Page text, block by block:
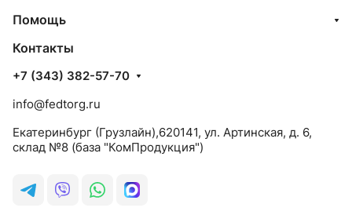
Помощь
Контакты
+7 (343) 382-57-70
info@fedtorg.ru
Екатеринбург (Грузлайн),620141, ул. Артинская, д. 6,
склад №8 (база "КомПродукция")